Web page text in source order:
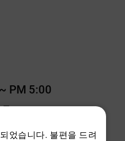
PM 5:00
무
시간에도 계속 됩니다.
었습니다. 불편을 드려